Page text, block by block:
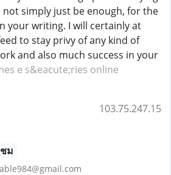
simply just be enough, for the
your writing. I will certainly at
to stay privy of any kind of
and also much success in your
e s&eacute;ries online
103.75.247.15
ม